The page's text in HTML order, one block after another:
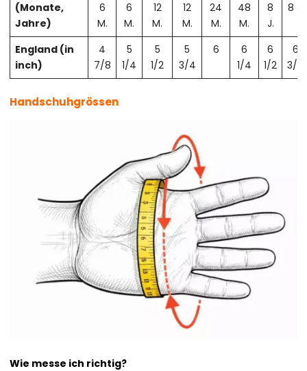
(Monate,
Jahre)
6
M.
6
M.
12
M.
12
M.
24
M.
48
M.
8
J.
8 J.
England (in
inch)
4
7/8
5
1/4
5
1/2
5
3/4
6
6
1/4
6
1/2
6
3/4
Handschuhgrössen
Wie messe ich richtig?